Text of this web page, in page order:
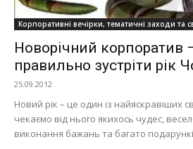
Корпоративні вечірки, тематичні заходи та
Новорічний корпоратив
правильно зустріти рік
25.09.2012
Новий рік – це один із найяскравіших
чекаємо від нього якихось чудес,
виконання бажань та багато